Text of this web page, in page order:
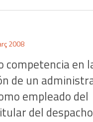
2008
competencia en
de un
empleado del
del despacho